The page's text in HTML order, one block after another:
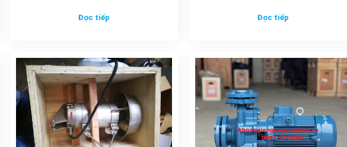
Đọc tiếp Đọc tiếp